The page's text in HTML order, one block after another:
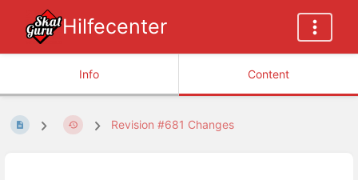
Hilfecenter
Info Content
Revision #681 Changes